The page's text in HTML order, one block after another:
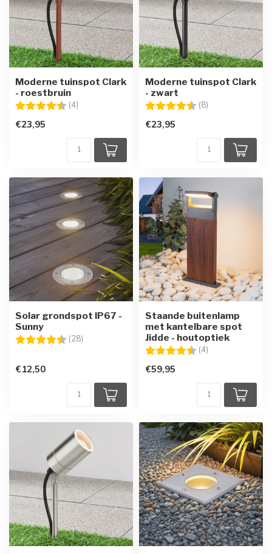
Moderne tuinspot Clark
- roestbruin
Beoordeling: (4)
€23,95
Moderne tuinspot Clark
- zwart
Beoordeling: (8)
€23,95
Solar grondspot IP67 -
Sunny
Beoordeling: (28)
€12,50
Staande buitenlamp
met kantelbare spot
Jidde - houtoptiek
Beoordeling: (4)
€59,95